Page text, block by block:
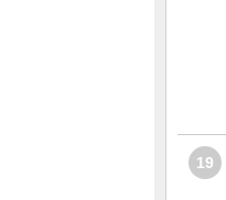
19